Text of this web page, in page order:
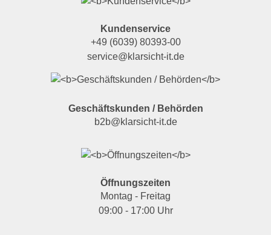
Kundenservice
+49 (6039) 80393-00
service@klarsicht-it.de
Geschäftskunden / Behörden
b2b@klarsicht-it.de
Öffnungszeiten
Montag - Freitag
09:00 - 17:00 Uhr